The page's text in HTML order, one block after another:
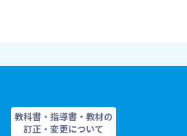
教科書・指導書・教材の
訂正・変更について